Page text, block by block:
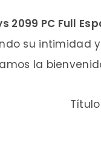
2099 PC Full
su intimidad
la